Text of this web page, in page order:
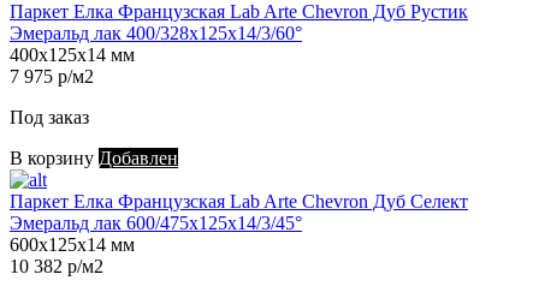
Паркет Елка Французская Lab Arte Chevron Дуб Рустик
Эмеральд лак 400/328х125х14/3/60°
400х125х14 мм
7 975 р/м2
Под заказ
В корзину Добавлен
Паркет Елка Французская Lab Arte Chevron Дуб Селект
Эмеральд лак 600/475х125х14/3/45°
600х125х14 мм
10 382 р/м2